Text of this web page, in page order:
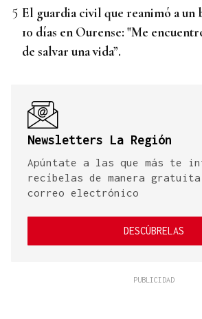
El guardia civil que reanimó a un
10 días en Ourense: "Me
de salvar una vida”.
Newsletters La Región
Apúntate a las que más te
recíbelas de manera
correo electrónico
DESCÚBRELAS